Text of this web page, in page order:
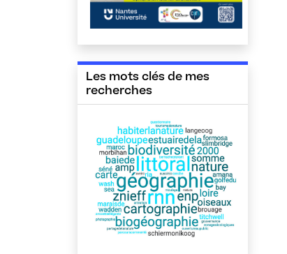
Les mots clés de mes
recherches